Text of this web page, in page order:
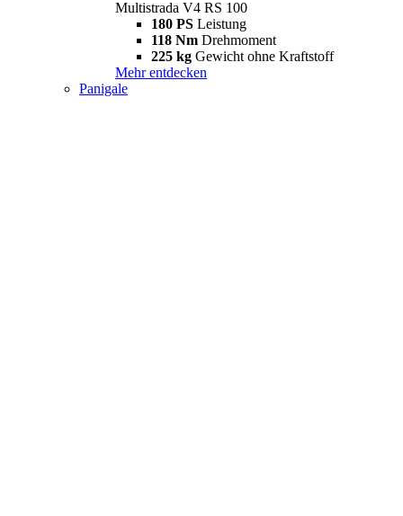
Multistrada V4 RS 100
180 PS Leistung
118 Nm Drehmoment
225 kg Gewicht ohne Kraftstoff
Mehr entdecken
Panigale